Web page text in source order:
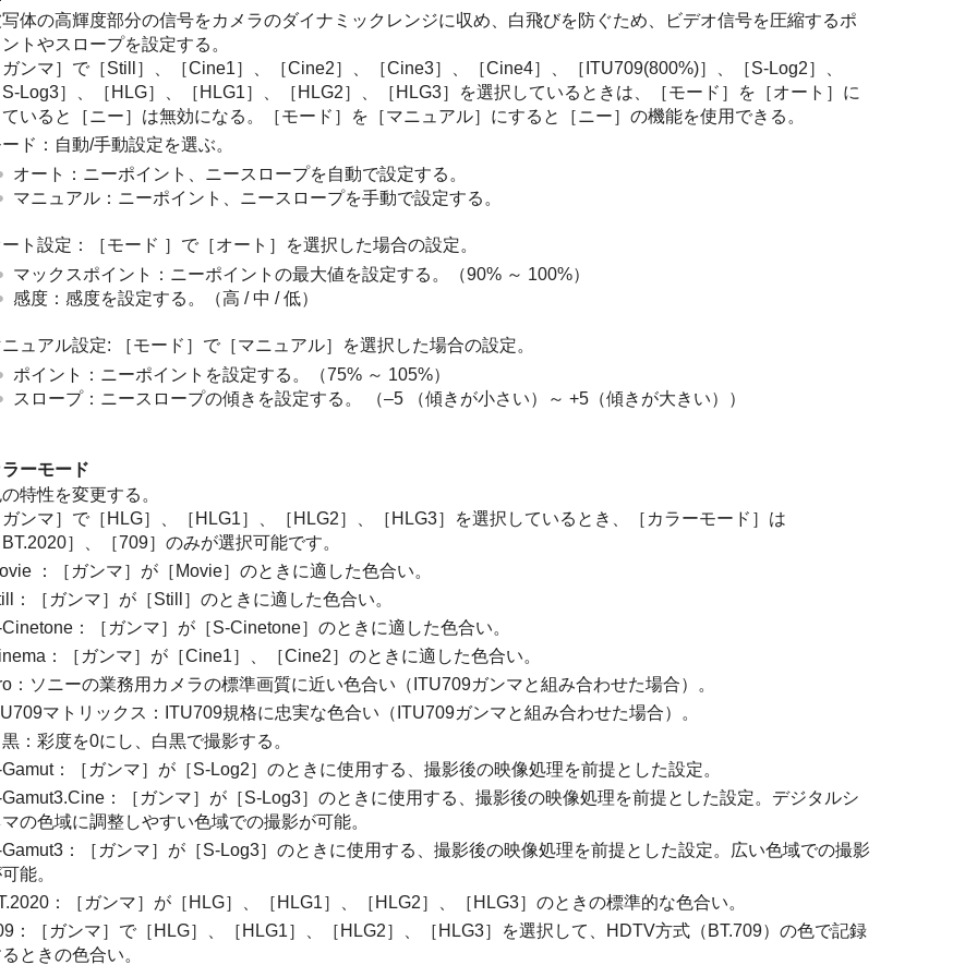
体の高輝度部分の信号をカメラのダイナミックレンジに収め、白飛びを防ぐため、ビデオ信号を圧縮するポ
トやスロープを設定する。
ンマ］ で ［Still］ ［Cine1］ ［Cine2］ ［Cine3］ ［Cine4］ ［ITU709(800%)］ ［S-Log2］
Log3］
［HLG］ ［HLG1］ ［HLG2］ ［HLG3］ を選択しているときは、 ［モード］ を ［オート］ に
いると
［ニー］ は無効になる。 ［モード］ を ［マニュアル］ にすると ［ニー］ の機能を使用できる。
ド ：自動/手動設定を選ぶ。
オート
：ニーポイント、ニースロープを自動で設定する。
マニュアル ：ニーポイント、ニースロープを手動で設定する。
ト設定 ： ［モード ］ で ［オート］
を選択した場合の設定。
マックスポイント
：ニーポイントの最大値を設定する。（90% ～ 100%）
感度 ：感度を設定する。（高 /中 /低）
ュアル設定: ［モード］ で ［マニュアル］
を選択した場合の設定。
ポイント
：ニーポイントを設定する。（75% ～ 105%）
スロープ：ニースロープの傾きを設定する。 （–5 （傾きが小さい）～ +5（傾きが大きい））
ーモード
特性を変更する。
ンマ］ で ［HLG］ ［HLG1］ ［HLG2］ ［HLG3］ を選択しているとき、 ［カラーモード］ は
］
［709］ のみが選択可能です。
：
［ガンマ］ が ［Movie］ のときに適した色合い。
：
［ガンマ］ が ［Still］ のときに適した色合い。
：
［ガンマ］ が［S-Cinetone］のときに適した色合い。
：
［ガンマ］ が ［Cine1］ ［Cine2］ のときに適した色合い。
：ソニーの業務用カメラの標準画質に近い色合い（ITU709ガンマと組み合わせた場合）。
マトリックス：ITU709規格に忠実な色合い（ITU709ガンマと組み合わせた場合）。
：彩度を0にし、白黒で撮影する。
：
［ガンマ］ が ［S-Log2］ のときに使用する、撮影後の映像処理を前提とした設定。
： ［ガンマ］ が ［S-Log3］ のときに使用する、撮影後の映像処理を前提とした設定。デジタルシ
の色域に調整しやすい色域での撮影が可能。
： ［ガンマ］ が ［S-Log3］ のときに使用する、撮影後の映像処理を前提とした設定。広い色域での撮影
能。
： ［ガンマ］ が ［HLG］ ［HLG1］ ［HLG2］ ［HLG3］ のときの標準的な色合い。
： ［ガンマ］ で ［HLG］ ［HLG1］ ［HLG2］ ［HLG3］
を選択して、HDTV方式（BT.709）の色で記録
ときの色合い。